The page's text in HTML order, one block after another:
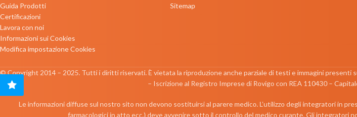
Guida Prodotti
Certificazioni
Lavora con noi
Informazioni sui Cookies
Modifica impostazione Cookies
Sitemap
© Copyright 2014 – 2025. Tutti i diritti riservati. È vietata la riproduzione anche parziale di testi e immagini presenti
– Iscrizione al Registro Imprese di Rovigo con REA 110430 –
Le informazioni diffuse sul nostro sito non devono sostituirsi al parere medico. L’utilizzo degli integratori in
farmacologici in atto ecc.) deve avvenire sotto il controllo del medico curante. Gli integratori